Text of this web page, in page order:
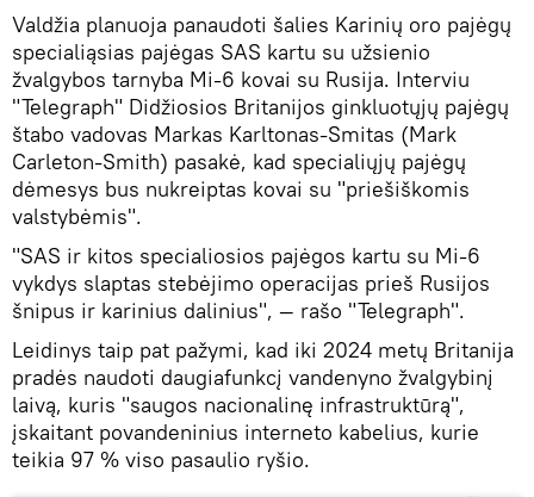
Valdžia planuoja panaudoti šalies Karinių oro pajėgų
specialiąsias pajėgas SAS kartu su užsienio
žvalgybos tarnyba Mi-6 kovai su Rusija. Interviu
"Telegraph" Didžiosios Britanijos ginkluotųjų pajėgų
štabo vadovas Markas Karltonas-Smitas (Mark
Carleton-Smith) pasakė, kad specialiųjų pajėgų
dėmesys bus nukreiptas kovai su "priešiškomis
valstybėmis".
"SAS ir kitos specialiosios pajėgos kartu su Mi-6
vykdys slaptas stebėjimo operacijas prieš Rusijos
šnipus ir karinius dalinius", — rašo "Telegraph".
Leidinys taip pat pažymi, kad iki 2024 metų Britanija
pradės naudoti daugiafunkcį vandenyno žvalgybinį
laivą, kuris "saugos nacionalinę infrastruktūrą",
įskaitant povandeninius interneto kabelius, kurie
teikia 97 % viso pasaulio ryšio.